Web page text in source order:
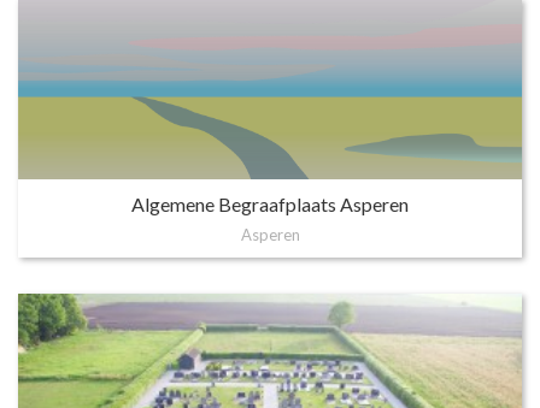
Algemene Begraafplaats Asperen
Asperen